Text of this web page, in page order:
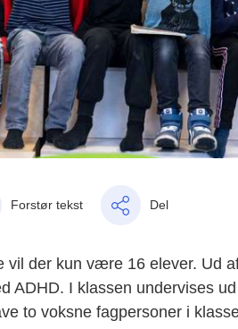
Forstør tekst Del
vil der kun være 16 elever. Ud
ADHD. I klassen undervises
to voksne fagpersoner i